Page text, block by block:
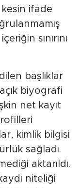
ifade
sınırını
başlıklar
biyografi
net kayıt
kimlik bilgisi
sağladı.
aktarıldı.
niteliği